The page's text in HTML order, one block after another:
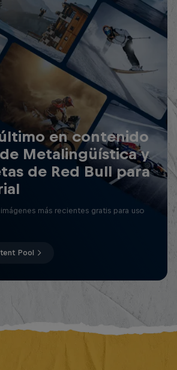
en contenido
Metalingüística y
de Red Bull para
más recientes gratis para uso
Pool